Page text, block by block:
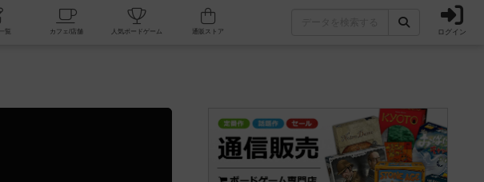
掲示板一覧 カフェ/店舗 人気ボードゲーム ログイン